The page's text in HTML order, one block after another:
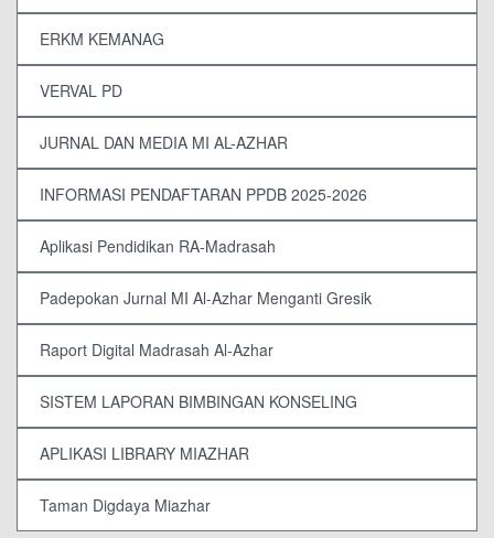
ERKM KEMANAG
VERVAL PD
JURNAL DAN MEDIA MI AL-AZHAR
INFORMASI PENDAFTARAN PPDB 2025-2026
Aplikasi Pendidikan RA-Madrasah
Padepokan Jurnal MI Al-Azhar Menganti Gresik
Raport Digital Madrasah Al-Azhar
SISTEM LAPORAN BIMBINGAN KONSELING
APLIKASI LIBRARY MIAZHAR
Taman Digdaya Miazhar